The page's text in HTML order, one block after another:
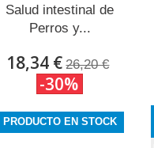
Salud intestinal de
Perros y...
18,34 € 26,20 €
-30%
PRODUCTO EN STOCK